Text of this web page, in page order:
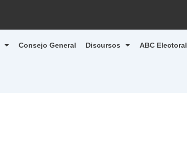
Consejo General Discursos ABC Electoral